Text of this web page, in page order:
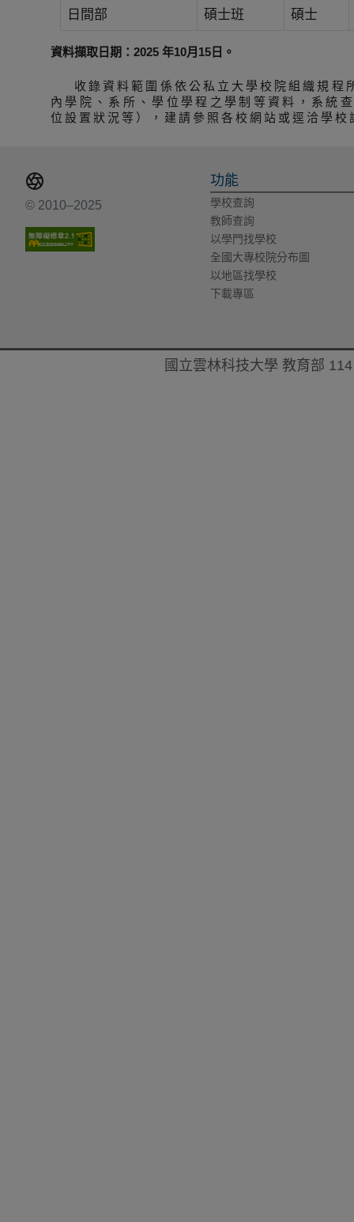
日間部 碩士班 碩士
資料擷取日期：2025 年10月15日。
收錄資料範圍係依公私立大學校院組織規
內學院、系所、學位學程之學制等資料，系統
位設置狀況等），建請參照各校網站或逕洽學校
© 2010–2025
功能
學校查詢
教師查詢
以學門找學校
全國大專校院分布圖
以地區找學校
下載專區
國立雲林科技大學 教育部